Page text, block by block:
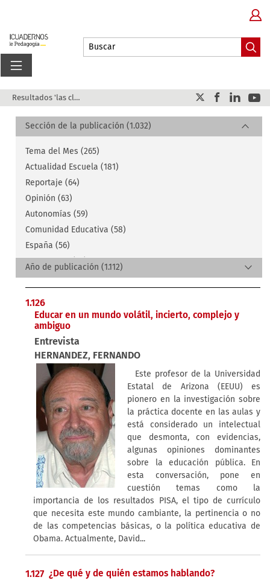
Resultados 'las claves del éxito'
Sección de la publicación (1.032)
Tema del Mes (265)
Actualidad Escuela (181)
Reportaje (64)
Opinión (63)
Autonomías (59)
Comunidad Educativa (58)
España (56)
Experiencia (55)
Monográfico (44)
Experiencias (28)
Internacional (27)
Entrevista (26)
Actualidad (23)
Editorial (19)
Dossier (7)
Mural (7)
Espacio TIC (6)
Agenda (4)
Libros (4)
Hoy es Noticia (2)
A Fondo (1)
Campus abierto (1)
Firmas (1)
Hecho en la escuela (1)
Pensar el cine (1)
Año de publicación (1.112)
2025 (79)
2024 (68)
2023 (65)
2022 (73)
2021 (91)
2020 (80)
2019 (109)
2018 (100)
2017 (89)
2016 (63)
2015 (82)
2014 (67)
2013 (23)
2012 (44)
2011 (30)
2008 (1)
1.126
Educar en un mundo volátil, incierto, complejo y
ambiguo
Entrevista
HERNANDEZ, FERNANDO
Este profesor de la Universidad
Estatal de Arizona (EEUU) es
pionero en la investigación sobre
la práctica docente en las aulas y
está considerado un intelectual
que desmonta, con evidencias,
algunas opiniones dominantes
sobre la educación pública. En
esta conversación, pone en
cuestión temas como la
importancia de los resultados PISA, el tipo de currículo
que necesita este mundo cambiante, la pertinencia o no
de las competencias básicas, o la política educativa de
Obama. Actualmente, David...
1.127 ¿De qué y de quién estamos hablando?